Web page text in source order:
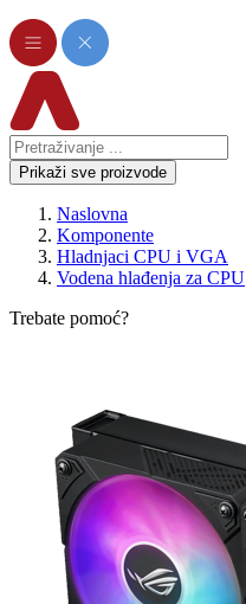
Prikaži sve proizvode
Naslovna
Komponente
Hladnjaci CPU i VGA
Vodena hlađenja za CPU
Trebate pomoć?